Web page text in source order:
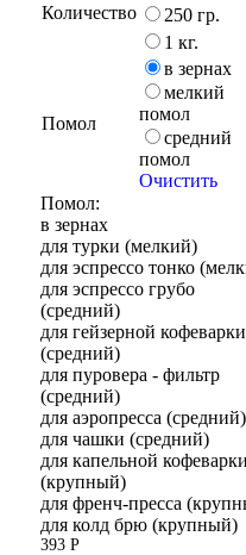
из 5
Количество
250 гр.
1 кг.
Помол
в зернах
мелкий
помол
средний
помол
Очистить
Помол:
в зернах
для турки (мелкий)
для эспрессо тонко
для эспрессо грубо
(средний)
для гейзерной кофеварки
(средний)
для пуровера - фильтр
(средний)
для аэропресса (средний)
для чашки (средний)
для капельной кофеварки
(крупный)
для френч-пресса
для колд брю (крупный)
393 Р